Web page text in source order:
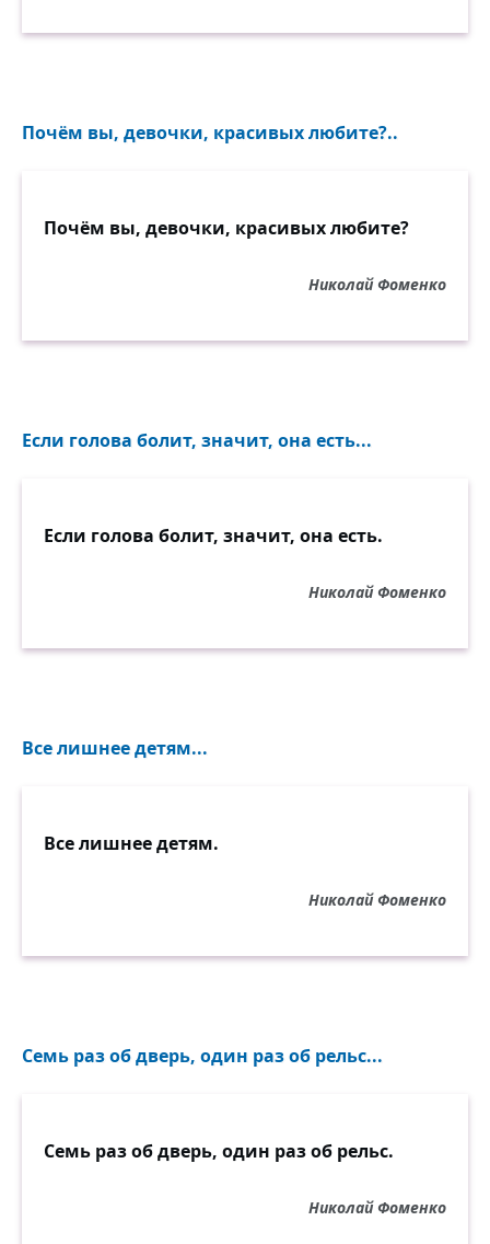
Почём вы, девочки, красивых любите?..
Почём вы, девочки, красивых любите?
Николай Фоменко
Если голова болит, значит, она есть...
Если голова болит, значит, она есть.
Николай Фоменко
Все лишнее детям...
Все лишнее детям.
Николай Фоменко
Семь раз об дверь, один раз об рельс...
Семь раз об дверь, один раз об рельс.
Николай Фоменко